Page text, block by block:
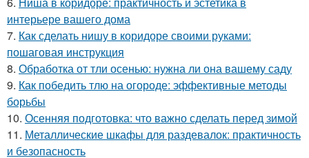
интерьере вашего дома
7. Как сделать нишу в коридоре своими руками:
пошаговая инструкция
8. Обработка от тли осенью: нужна ли она вашему саду
9. Как победить тлю на огороде: эффективные методы
борьбы
10. Осенняя подготовка: что важно сделать перед зимой
11. Металлические шкафы для раздевалок: практичность
и безопасность